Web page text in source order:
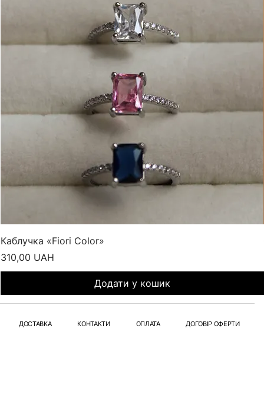
Каблучка «Fiori Color»
Ціна
310,00 UAH
Додати у кошик
ДОСТАВКА КОНТАКТИ ОПЛАТА ДОГОВІР ОФЕРТИ